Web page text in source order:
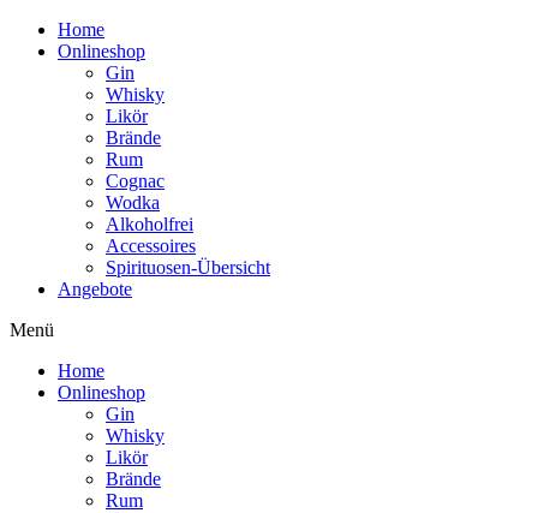
Home
Onlineshop
Gin
Whisky
Likör
Brände
Rum
Cognac
Wodka
Alkoholfrei
Accessoires
Spirituosen-Übersicht
Angebote
Menü
Home
Onlineshop
Gin
Whisky
Likör
Brände
Rum